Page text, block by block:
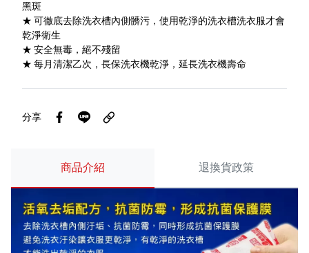
Youtube
黑斑
★ 可徹底去除洗衣槽內側髒污，使用乾淨的洗衣槽洗衣服才會
乾淨衛生
★ 安全無毒，絕不殘留
★ 每月清潔乙次，長保洗衣機乾淨，延長洗衣機壽命
分享
商品介紹 退換貨政策